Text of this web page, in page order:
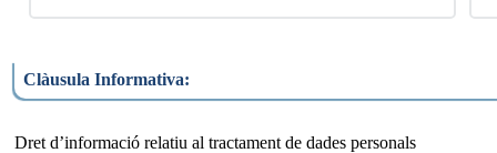
Clàusula Informativa:
Dret d’informació relatiu al tractament de dades personals